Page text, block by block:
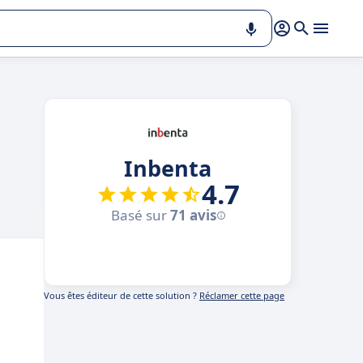
Inbenta
4.7
Basé sur71 avis
Vous êtes éditeur de cette solution ? Réclamer cette page